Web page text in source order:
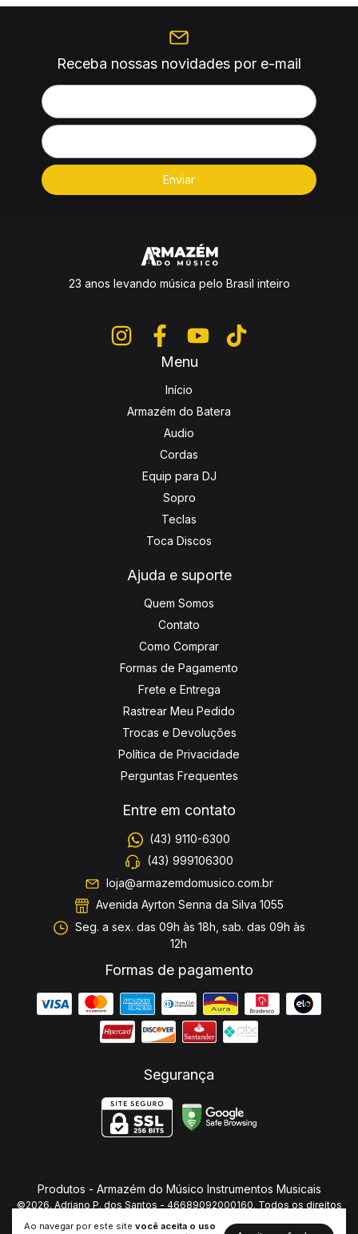
Ao navegar por este site você aceita o uso
Receba nossas novidades por e-mail
23 anos levando música pelo Brasil inteiro
Menu
Início
Armazém do Batera
Audio
Cordas
Equip para DJ
Sopro
Teclas
Toca Discos
Ajuda e suporte
Quem Somos
Contato
Como Comprar
Formas de Pagamento
Frete e Entrega
Rastrear Meu Pedido
Trocas e Devoluções
Política de Privacidade
Perguntas Frequentes
Entre em contato
(43) 9110-6300
(43) 999106300
loja@armazemdomusico.com.br
Avenida Ayrton Senna da Silva 1055
Seg. a sex. das 09h às 18h, sab. das 09h às
12h
Formas de pagamento
Segurança
Produtos - Armazém do Músico Instrumentos Musicais
©2026. Adriano P. dos Santos - 46689092000160. Todos os direitos